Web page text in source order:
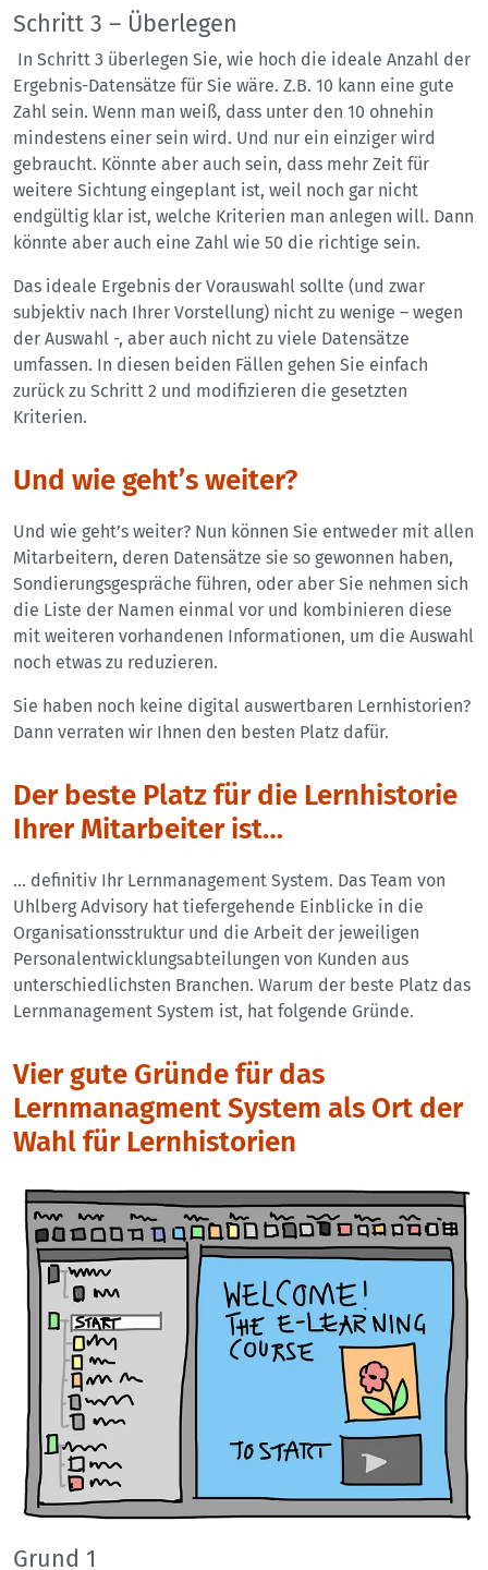
Schritt 3 – Überlegen
In Schritt 3 überlegen Sie, wie hoch die ideale Anzahl der
Ergebnis-Datensätze für Sie wäre. Z.B. 10 kann eine gute
Zahl sein. Wenn man weiß, dass unter den 10 ohnehin
mindestens einer sein wird. Und nur ein einziger wird
gebraucht. Könnte aber auch sein, dass mehr Zeit für
weitere Sichtung eingeplant ist, weil noch gar nicht
endgültig klar ist, welche Kriterien man anlegen will. Dann
könnte aber auch eine Zahl wie 50 die richtige sein.
Das ideale Ergebnis der Vorauswahl sollte (und zwar
subjektiv nach Ihrer Vorstellung) nicht zu wenige – wegen
der Auswahl -, aber auch nicht zu viele Datensätze
umfassen. In diesen beiden Fällen gehen Sie einfach
zurück zu Schritt 2 und modifizieren die gesetzten
Kriterien.
Und wie geht’s weiter?
Und wie geht’s weiter? Nun können Sie entweder mit allen
Mitarbeitern, deren Datensätze sie so gewonnen haben,
Sondierungsgespräche führen, oder aber Sie nehmen sich
die Liste der Namen einmal vor und kombinieren diese
mit weiteren vorhandenen Informationen, um die Auswahl
noch etwas zu reduzieren.
Sie haben noch keine digital auswertbaren Lernhistorien?
Dann verraten wir Ihnen den besten Platz dafür.
Der beste Platz für die Lernhistorie
Ihrer Mitarbeiter ist…
… definitiv Ihr Lernmanagement System. Das Team von
Uhlberg Advisory hat tiefergehende Einblicke in die
Organisationsstruktur und die Arbeit der jeweiligen
Personalentwicklungsabteilungen von Kunden aus
unterschiedlichsten Branchen. Warum der beste Platz das
Lernmanagement System ist, hat folgende Gründe.
Vier gute Gründe für das
Lernmanagment System als Ort der
Wahl für Lernhistorien
Grund 1